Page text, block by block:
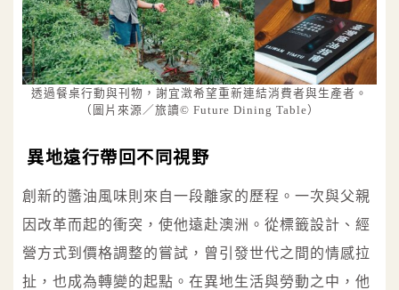
透過餐桌行動與刊物，謝宜澂希望重新連結消費者與生產者。
（圖片來源／旅讀© Future Dining Table）
異地遠行帶回不同視野
創新的醬油風味則來自一段離家的歷程。一次與父親
因改革而起的衝突，使他遠赴澳洲。從標籤設計、經
營方式到價格調整的嘗試，曾引發世代之間的情感拉
扯，也成為轉變的起點。在異地生活與勞動之中，他